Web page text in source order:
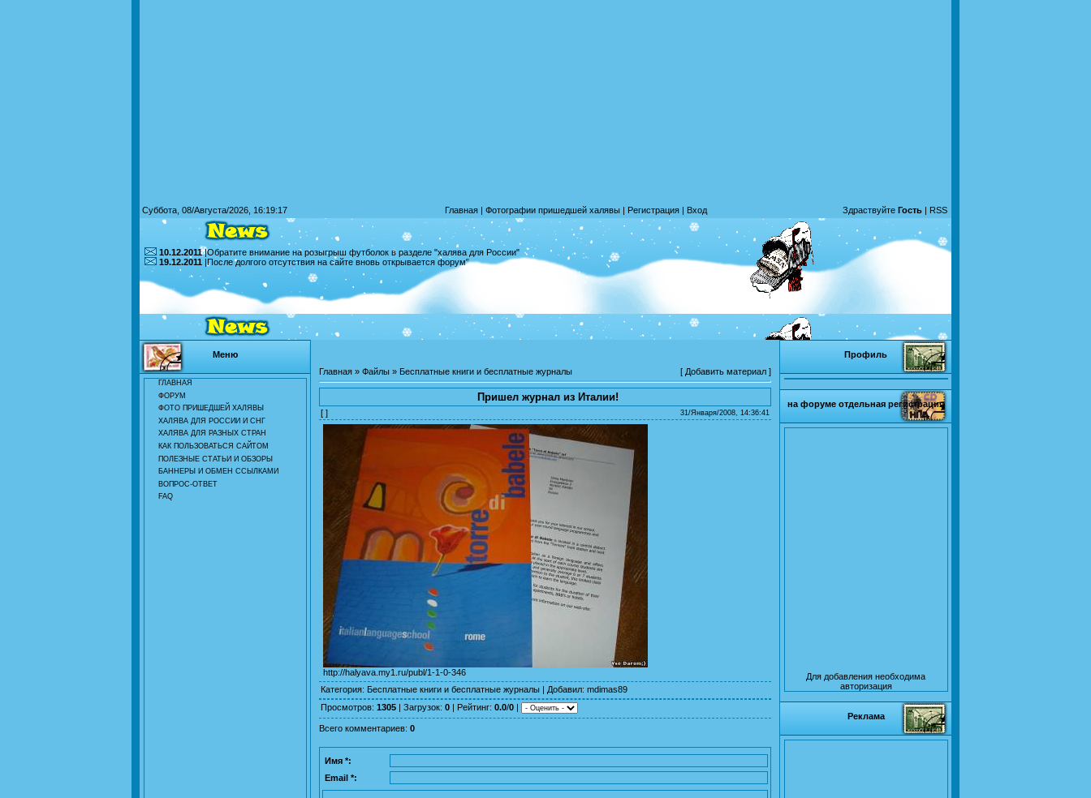
Суббота, 08/Августа/2026, 16:19:17 Главная | Фотографии пришедшей халявы | Регистрация | Вход Здраствуйте Гость | RSS
10.12.2011|Обратите внимание на розыгрыш футболок в разделе "халява для России"
19.12.2011 |После долгого отсутствия на сайте вновь открывается форум"
Меню
ГЛАВНАЯ
ФОРУМ
ФОТО ПРИШЕДШЕЙ ХАЛЯВЫ
ХАЛЯВА ДЛЯ РОССИИ И СНГ
ХАЛЯВА ДЛЯ РАЗНЫХ СТРАН
КАК ПОЛЬЗОВАТЬСЯ САЙТОМ
ПОЛЕЗНЫЕ СТАТЬИ И ОБЗОРЫ
БАННЕРЫ И ОБМЕН ССЫЛКАМИ
ВОПРОС-ОТВЕТ
FAQ
Главная » Файлы » Бесплатные книги и бесплатные журналы [ Добавить материал ]
Пришел журнал из Италии!
[ ] 31/Января/2008, 14:36:41
http://halyava.my1.ru/publ/1-1-0-346
Категория: Бесплатные книги и бесплатные журналы | Добавил: mdimas89
Просмотров: 1305 | Загрузок: 0 | Рейтинг: 0.0/0 |
Всего комментариев: 0
Имя *:
Email *:
Профиль
на форуме отдельная регистрация
Для добавления необходима
авторизация
Реклама